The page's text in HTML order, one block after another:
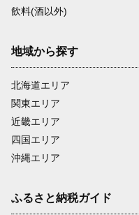
飲料(酒以外)
地域から探す
北海道エリア
関東エリア
近畿エリア
四国エリア
沖縄エリア
ふるさと納税ガイド